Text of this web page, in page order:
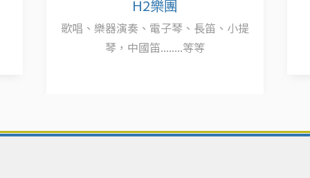
H2樂團
歌唱、樂器演奏、電子琴、長笛、小提
琴，中國笛........等等